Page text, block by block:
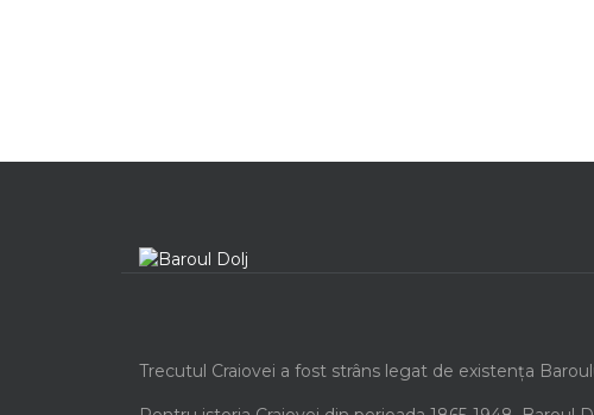
Trecutul Craiovei a fost strâns legat de existența